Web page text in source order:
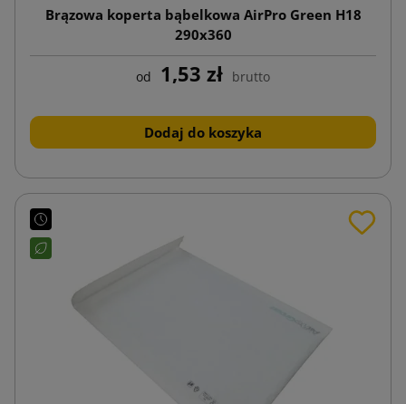
Brązowa koperta bąbelkowa AirPro Green H18
290x360
od 1,53 zł brutto
Dodaj do koszyka